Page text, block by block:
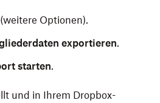
(weitere Optionen).
exportieren.
starten.
und in Ihrem Dropbox-